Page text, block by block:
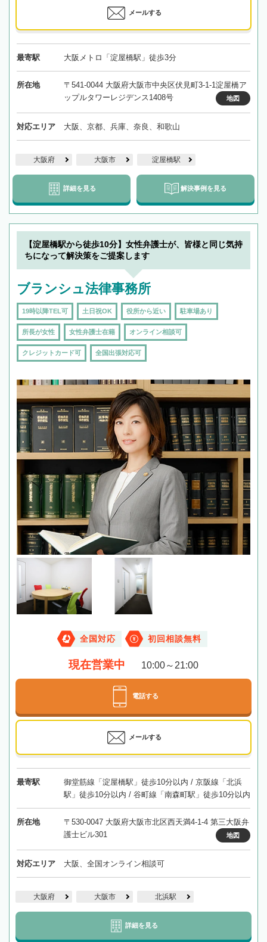
メールする
最寄駅 大阪メトロ「淀屋橋駅」徒歩3分
所在地
〒541-0044 大阪府大阪市中央区伏見町3-1-1淀屋橋ア
ップルタワーレジデンス1408号
地図
対応エリア 大阪、京都、兵庫、奈良、和歌山
大阪府 大阪市 淀屋橋駅
詳細を見る 解決事例を見る
【淀屋橋駅から徒歩10分】女性弁護士が、皆様と同じ気持
ちになって解決策をご提案します
ブランシュ法律事務所
19時以降TEL可 土日祝OK 役所から近い 駐車場あり
所長が女性 女性弁護士在籍 オンライン相談可
クレジットカード可 全国出張対応可
全国対応 初回相談無料
現在営業中 10:00～21:00
電話する
メールする
最寄駅
御堂筋線「淀屋橋駅」徒歩10分以内 / 京阪線「北浜
駅」徒歩10分以内 / 谷町線「南森町駅」徒歩10分以内
所在地
〒530-0047 大阪府大阪市北区西天満4-1-4 第三大阪弁
護士ビル301
地図
対応エリア 大阪、全国オンライン相談可
大阪府 大阪市 北浜駅
詳細を見る